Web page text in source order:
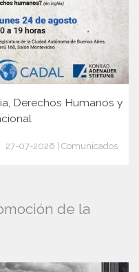
Derechos Humanos y
27-07-2026 | Comunicados
de la